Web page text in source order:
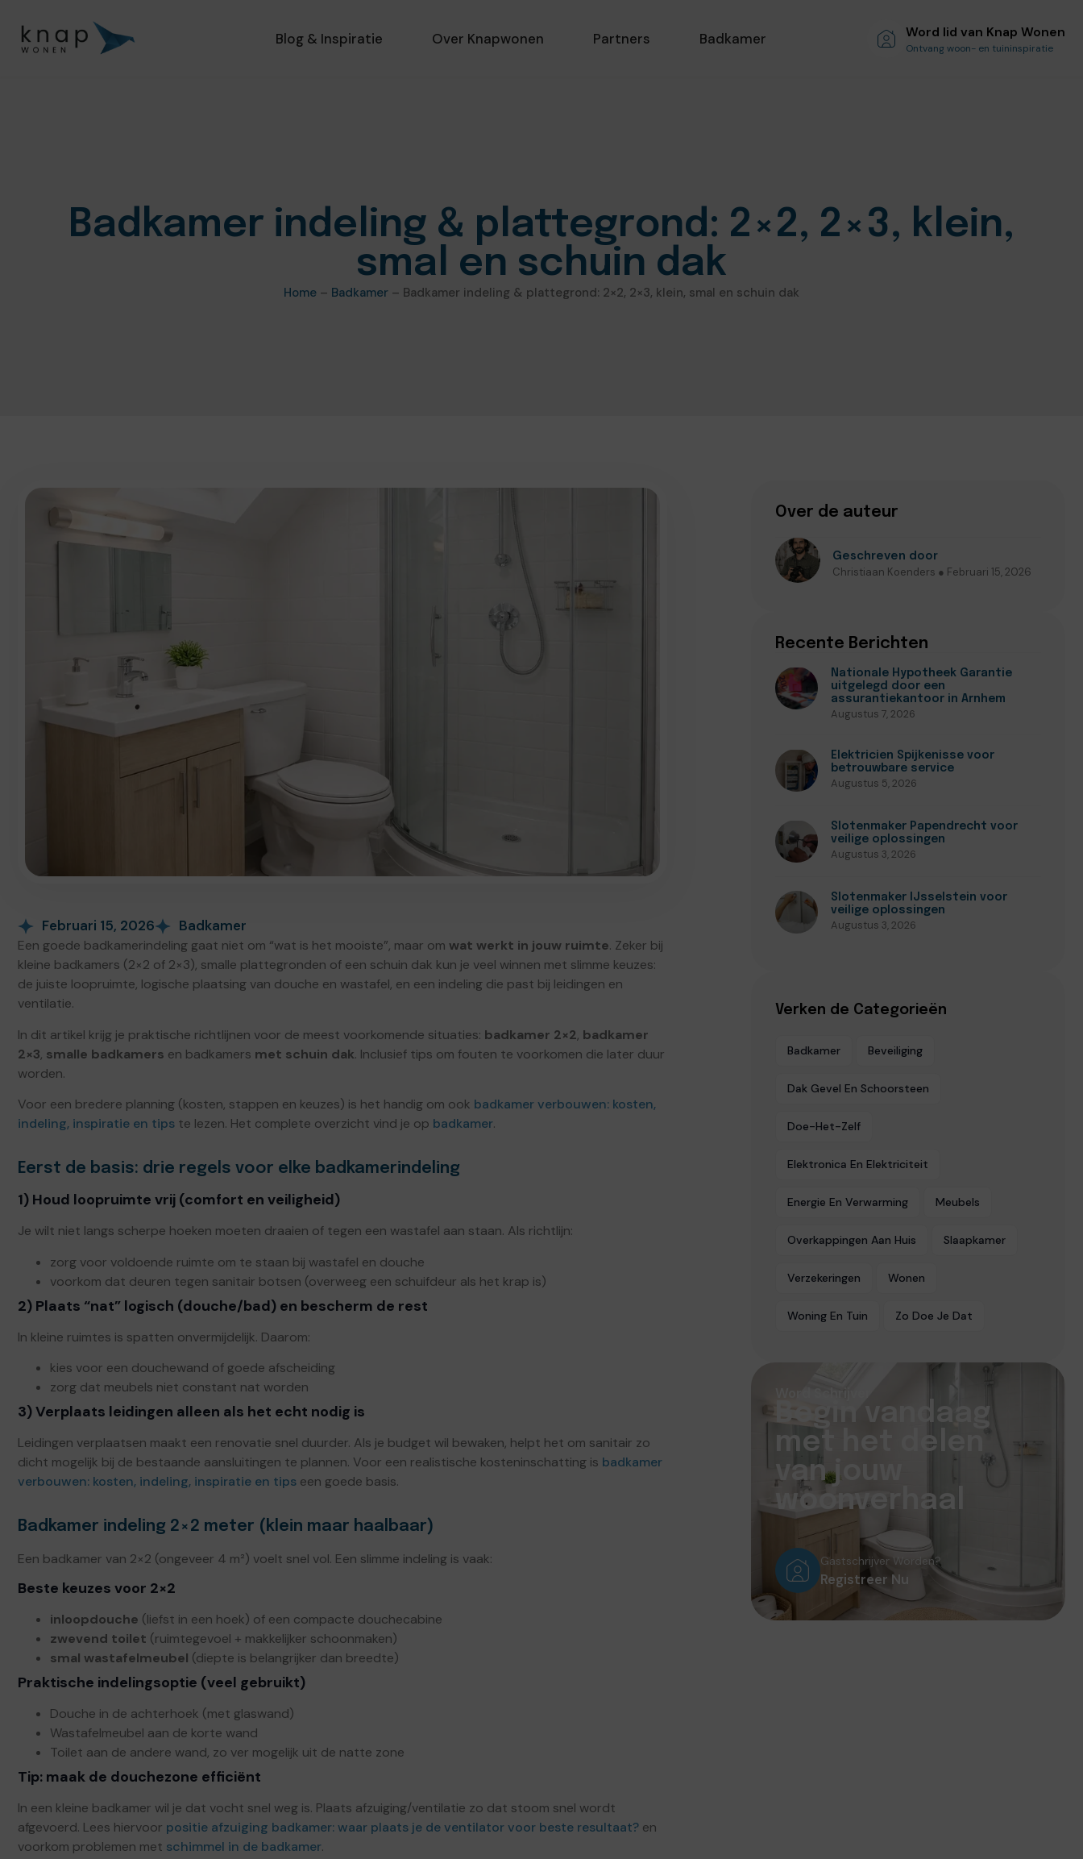
Blog & Inspiratie Over Knapwonen Partners Badkamer Word lid van Knap Wonen
Ontvang woon- en tuininspiratie
Badkamer indeling & plattegrond: 2×2, 2×3, klein,
smal en schuin dak
Home – Badkamer – Badkamer indeling & plattegrond: 2×2, 2×3, klein, smal en schuin dak
Februari 15, 2026 Badkamer
Een goede badkamerindeling gaat niet om “wat is het mooiste”, maar om wat werkt in jouw ruimte. Zeker bij
kleine badkamers (2×2 of 2×3), smalle plattegronden of een schuin dak kun je veel winnen met slimme keuzes:
de juiste loopruimte, logische plaatsing van douche en wastafel, en een indeling die past bij leidingen en
ventilatie.
In dit artikel krijg je praktische richtlijnen voor de meest voorkomende situaties: badkamer 2×2, badkamer
2×3, smalle badkamers en badkamers met schuin dak. Inclusief tips om fouten te voorkomen die later duur
worden.
Voor een bredere planning (kosten, stappen en keuzes) is het handig om ook badkamer verbouwen: kosten,
indeling, inspiratie en tips te lezen. Het complete overzicht vind je op badkamer.
Eerst de basis: drie regels voor elke badkamerindeling
1) Houd loopruimte vrij (comfort en veiligheid)
Je wilt niet langs scherpe hoeken moeten draaien of tegen een wastafel aan staan. Als richtlijn:
zorg voor voldoende ruimte om te staan bij wastafel en douche
voorkom dat deuren tegen sanitair botsen (overweeg een schuifdeur als het krap is)
2) Plaats “nat” logisch (douche/bad) en bescherm de rest
In kleine ruimtes is spatten onvermijdelijk. Daarom:
kies voor een douchewand of goede afscheiding
zorg dat meubels niet constant nat worden
3) Verplaats leidingen alleen als het echt nodig is
Leidingen verplaatsen maakt een renovatie snel duurder. Als je budget wil bewaken, helpt het om sanitair zo
dicht mogelijk bij de bestaande aansluitingen te plannen. Voor een realistische kosteninschatting is badkamer
verbouwen: kosten, indeling, inspiratie en tips een goede basis.
Badkamer indeling 2×2 meter (klein maar haalbaar)
Een badkamer van 2×2 (ongeveer 4 m²) voelt snel vol. Een slimme indeling is vaak:
Beste keuzes voor 2×2
inloopdouche (liefst in een hoek) of een compacte douchecabine
zwevend toilet (ruimtegevoel + makkelijker schoonmaken)
smal wastafelmeubel (diepte is belangrijker dan breedte)
Praktische indelingsoptie (veel gebruikt)
Douche in de achterhoek (met glaswand)
Wastafelmeubel aan de korte wand
Toilet aan de andere wand, zo ver mogelijk uit de natte zone
Tip: maak de douchezone efficiënt
In een kleine badkamer wil je dat vocht snel weg is. Plaats afzuiging/ventilatie zo dat stoom snel wordt
afgevoerd. Lees hiervoor positie afzuiging badkamer: waar plaats je de ventilator voor beste resultaat? en
voorkom problemen met schimmel in de badkamer.
Over de auteur
Geschreven door
Christiaan Koenders ● Februari 15, 2026
Recente Berichten
Nationale Hypotheek Garantie
uitgelegd door een
assurantiekantoor in Arnhem
Augustus 7, 2026
Elektricien Spijkenisse voor
betrouwbare service
Augustus 5, 2026
Slotenmaker Papendrecht voor
veilige oplossingen
Augustus 3, 2026
Slotenmaker IJsselstein voor
veilige oplossingen
Augustus 3, 2026
Verken de Categorieën
Badkamer Beveiliging
Dak Gevel En Schoorsteen
Doe-Het-Zelf
Elektronica En Elektriciteit
Energie En Verwarming Meubels
Overkappingen Aan Huis Slaapkamer
Verzekeringen Wonen
Woning En Tuin Zo Doe Je Dat
Begin vandaag
met het delen
van jouw
woonverhaal
Gastschrijver Worden?
Registreer Nu